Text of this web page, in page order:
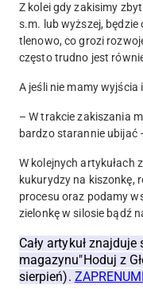
Z kolei gdy zakisimy
s.m. lub wyższej,
tlenowo, co grozi
często trudno jest
A jeśli nie mamy wyjścia
– W trakcie zakiszania
bardzo starannie ubijać
W kolejnych artykułach
kukurydzy na kiszonkę,
procesu oraz podamy
zielonkę w silosie bądź
Cały artykuł
magazynu"Hoduj z
sierpień).